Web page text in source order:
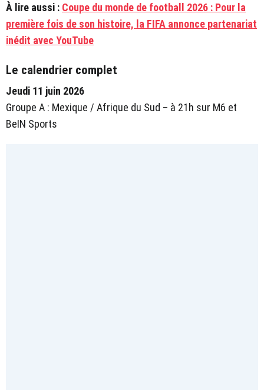
À lire aussi : Coupe du monde de football 2026 : Pour la
première fois de son histoire, la FIFA annonce partenariat
inédit avec YouTube
Le calendrier complet
Jeudi 11 juin 2026
Groupe A : Mexique / Afrique du Sud – à 21h sur M6 et
BeIN Sports